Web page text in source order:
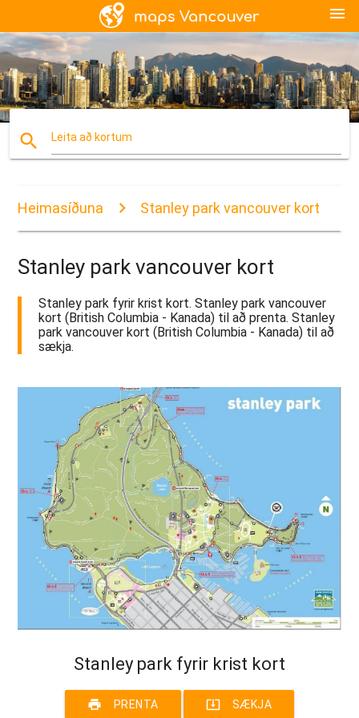
menu
search Leita að kortum
Heimasíðuna Stanley park vancouver kort
Stanley park vancouver kort
Stanley park fyrir krist kort. Stanley park vancouver
kort (British Columbia - Kanada) til að prenta. Stanley
park vancouver kort (British Columbia - Kanada) til að
sækja.
Stanley park fyrir krist kort
print PRENTA system_update_alt SÆKJA